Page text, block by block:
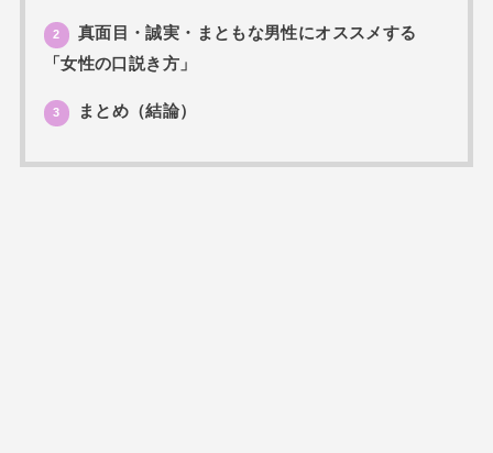
2
真面目・誠実・まともな男性にオススメする
「女性の口説き方」
3 まとめ（結論）